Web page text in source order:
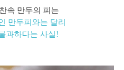
속 만두의 피는
만두피와는 달리
과하다는 사실!